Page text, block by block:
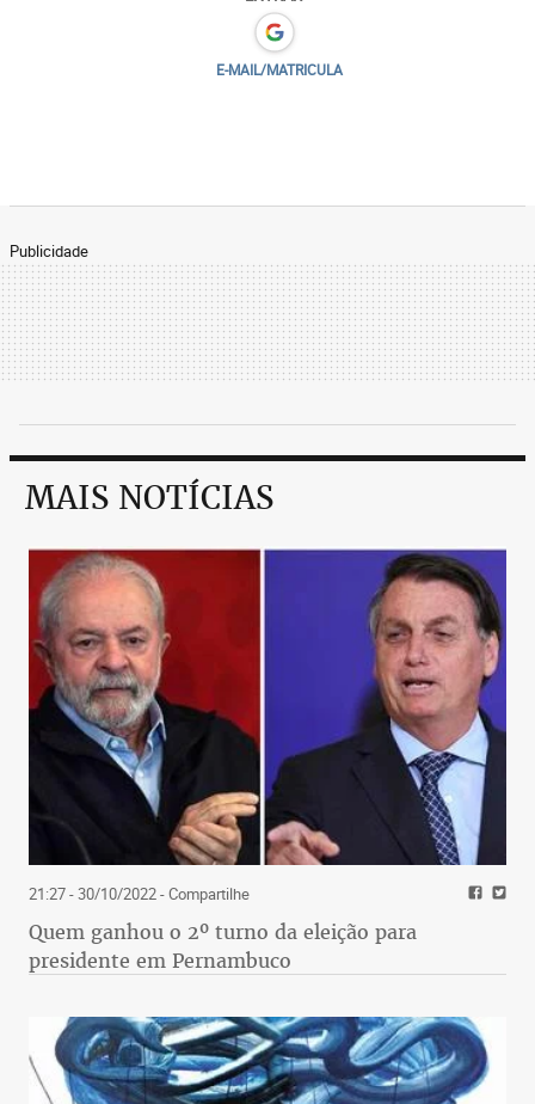
E-MAIL/MATRICULA
Publicidade
MAIS NOTÍCIAS
21:27 - 30/10/2022- Compartilhe
Quem ganhou o 2º turno da eleição para
presidente em Pernambuco